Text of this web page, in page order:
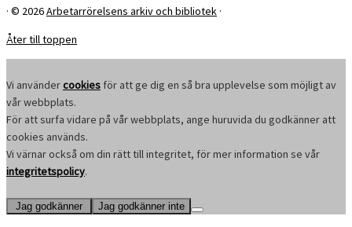
· © 2026Arbetarrörelsens arkiv och bibliotek ·
Åter till toppen
Vi användercookies för att ge dig en så bra upplevelse som möjligt av
vår webbplats.
För att surfa vidare på vår webbplats, ange huruvida du godkänner att
cookies används.
Vi värnar också om din rätt till integritet, för mer information se vår
integritetspolicy.
Jag godkänner Jag godkänner inte